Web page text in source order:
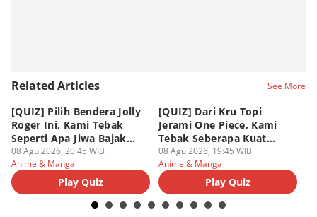
Related Articles See More
[QUIZ] Pilih Bendera Jolly
Roger Ini, Kami Tebak
Seperti Apa Jiwa Bajak
Laut Dalam Dirimu
08 Agu 2026, 20:45 WIB
Anime & Manga
Play Quiz
[QUIZ] Dari Kru Topi
Jerami One Piece, Kami
Tebak Seberapa Kuat
Mentalmu
08 Agu 2026, 19:45 WIB
Anime & Manga
Play Quiz